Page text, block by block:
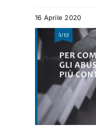
16 Aprile 2020